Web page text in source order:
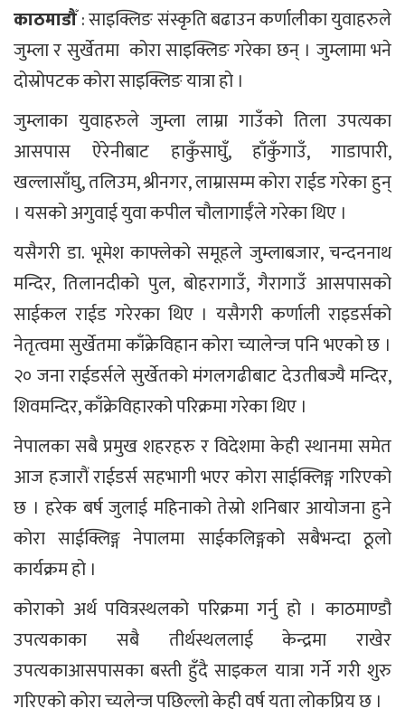
काठमाडौँ: साइक्लिङ संस्कृति बढाउन कर्णालीका युवाहरुले
जुम्ला र सुर्खेतमा कोरा साइक्लिङ गरेका छन् । जुम्लामा भने
दोस्रोपटक कोरा साइक्लिङ यात्रा हो ।
जुम्लाका युवाहरुले जुम्ला लाम्रा गाउँको तिला उपत्यका
आसपास ऐरेनीबाट हाकुँसाघुँ, हाँकुँगाउँ, गाडापारी,
खल्लासाँघु, तलिउम, श्रीनगर, लाम्रासम्म कोरा राईड गरेका हुन्
। यसको अगुवाई युवा कपील चौलागाईँले गरेका थिए ।
यसैगरी डा. भूमेश काफ्लेको समूहले जुम्लाबजार, चन्दननाथ
मन्दिर, तिलानदीको पुल, बोहरागाउँ, गैरागाउँ आसपासको
साईकल राईड गरेरका थिए । यसैगरी कर्णाली राइडर्सको
नेतृत्वमा सुर्खेतमा काँक्रेविहान कोरा च्यालेन्ज पनि भएको छ ।
२० जना राईडर्सले सुर्खेतको मंगलगढीबाट देउतीबज्यै मन्दिर,
शिवमन्दिर, काँक्रेविहारको परिक्रमा गरेका थिए ।
नेपालका सबै प्रमुख शहरहरु र विदेशमा केही स्थानमा समेत
आज हजारौं राईडर्स सहभागी भएर कोरा साईक्लिङ्ग गरिएको
छ । हरेक बर्ष जुलाई महिनाको तेस्रो शनिबार आयोजना हुने
कोरा साईक्लिङ्ग नेपालमा साईकलिङ्गको सबैभन्दा ठूलो
कार्यक्रम हो ।
कोराको अर्थ पवित्रस्थलको परिक्रमा गर्नु हो । काठमाण्डौ
उपत्यकाका सबै तीर्थस्थललाई केन्द्रमा राखेर
उपत्यकाआसपासका बस्ती हुँदै साइकल यात्रा गर्ने गरी शुरु
गरिएको कोरा च्यलेन्ज पछिल्लो केही वर्ष यता लोकप्रिय छ ।